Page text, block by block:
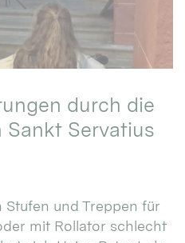
durch die
Servatius
und Treppen für
mit Rollator schlecht